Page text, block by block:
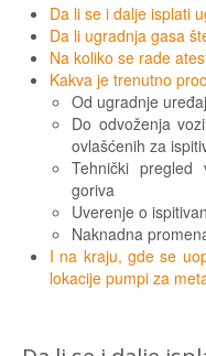
Da li se i dalje isplati
Da li ugradnja gasa
Na koliko se rade
Kakva je trenutno
Od ugradnje
Do odvoženja
ovlašćenih za
Tehnički pregled
goriva
Uverenje o
Naknadna
I na kraju, gde se
lokacije pumpi za